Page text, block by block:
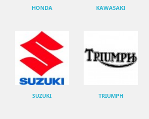
HONDA KAWASAKI
SUZUKI TRIUMPH